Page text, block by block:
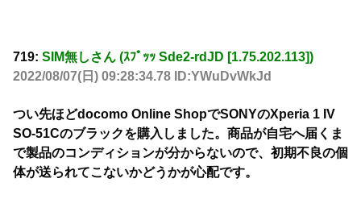
719: SIM無しさん (ｽﾌﾟｯｯ Sde2-rdJD [1.75.202.113])
2022/08/07(日) 09:28:34.78 ID:YWuDvWkJd
つい先ほどdocomo Online ShopでSONYのXperia 1 IV
SO-51Cのブラックを購入しました。商品が自宅へ届くま
で製品のコンディションが分からないので、初期不良の個
体が送られてこないかどうかが心配です。